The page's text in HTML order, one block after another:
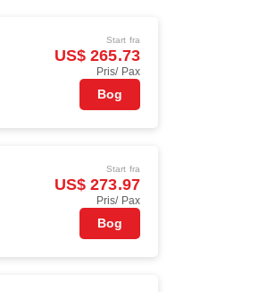
Start fra
US$ 265.73
Pris/ Pax
Bog
Start fra
US$ 273.97
Pris/ Pax
Bog